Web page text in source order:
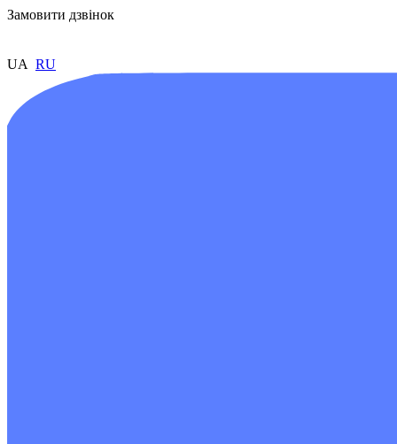
Замовити дзвінок
UA RU